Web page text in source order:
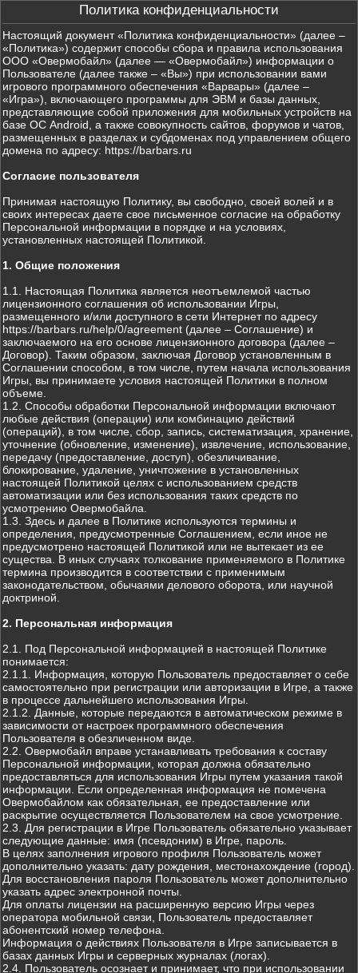
Политика конфиденциальности
Настоящий документ «Политика конфиденциальности» (далее –
«Политика») содержит способы сбора и правила использования
ООО «Овермобайл» (далее — «Овермобайл») информации о
Пользователе (далее также – «Вы») при использовании вами
игрового программного обеспечения «Варвары» (далее –
«Игра»), включающего программы для ЭВМ и базы данных,
представляющие собой приложения для мобильных устройств на
базе ОС Android, а также совокупность сайтов, форумов и чатов,
размещенных в разделах и субдоменах под управлением общего
домена по адресу: https://barbars.ru
Согласие пользователя
Принимая настоящую Политику, вы свободно, своей волей и в
своих интересах даете свое письменное согласие на обработку
Персональной информации в порядке и на условиях,
установленных настоящей Политикой.
1. Общие положения
1.1. Настоящая Политика является неотъемлемой частью
лицензионного соглашения об использовании Игры,
размещенного и/или доступного в сети Интернет по адресу
https://barbars.ru/help/0/agreement (далее – Соглашение) и
заключаемого на его основе лицензионного договора (далее –
Договор). Таким образом, заключая Договор установленным в
Соглашении способом, в том числе, путем начала использования
Игры, вы принимаете условия настоящей Политики в полном
объеме.
1.2. Способы обработки Персональной информации включают
любые действия (операции) или комбинацию действий
(операций), в том числе, сбор, запись, систематизация, хранение,
уточнение (обновление, изменение), извлечение, использование,
передачу (предоставление, доступ), обезличивание,
блокирование, удаление, уничтожение в установленных
настоящей Политикой целях с использованием средств
автоматизации или без использования таких средств по
усмотрению Овермобайла.
1.3. Здесь и далее в Политике используются термины и
определения, предусмотренные Соглашением, если иное не
предусмотрено настоящей Политикой или не вытекает из ее
существа. В иных случаях толкование применяемого в Политике
термина производится в соответствии с применимым
законодательством, обычаями делового оборота, или научной
доктриной.
2. Персональная информация
2.1. Под Персональной информацией в настоящей Политике
понимается:
2.1.1. Информация, которую Пользователь предоставляет о себе
самостоятельно при регистрации или авторизации в Игре, а также
в процессе дальнейшего использования Игры.
2.1.2. Данные, которые передаются в автоматическом режиме в
зависимости от настроек программного обеспечения
Пользователя в обезличенном виде.
2.2. Овермобайл вправе устанавливать требования к составу
Персональной информации, которая должна обязательно
предоставляться для использования Игры путем указания такой
информации. Если определенная информация не помечена
Овермобайлом как обязательная, ее предоставление или
раскрытие осуществляется Пользователем на свое усмотрение.
2.3. Для регистрации в Игре Пользователь обязательно указывает
следующие данные: имя (псевдоним) в Игре, пароль.
В целях заполнения игрового профиля Пользователь может
дополнительно указать: дату рождения, местонахождение (город).
Для восстановления пароля Пользователь может дополнительно
указать адрес электронной почты.
Для оплаты лицензии на расширенную версию Игры через
оператора мобильной связи, Пользователь предоставляет
абонентский номер телефона.
Информация о действиях Пользователя в Игре записывается в
базах данных Игры и серверных журналах (логах).
2.4. Пользователь осознает и принимает, что при использовании